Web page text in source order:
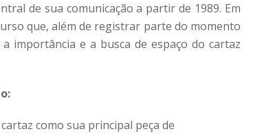
de sua comunicação a partir de 1989. Em
que, além de registrar parte do momento
importância e a busca de espaço do cartaz
como sua principal peça de